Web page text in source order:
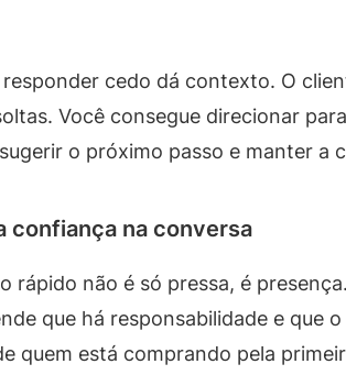
responder cedo dá contexto. O
Você consegue direcionar
o próximo passo e manter a
confiança na conversa
rápido não é só pressa, é
que há responsabilidade e que
quem está comprando pela